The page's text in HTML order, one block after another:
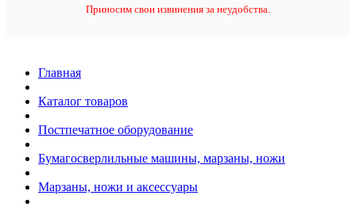
Приносим свои извинения за неудобства.
Главная
Каталог товаров
Постпечатное оборудование
Бумагосверлильные машины, марзаны, ножи
Марзаны, ножи и аксессуары